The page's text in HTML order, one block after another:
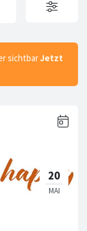
sichtbarJetzt